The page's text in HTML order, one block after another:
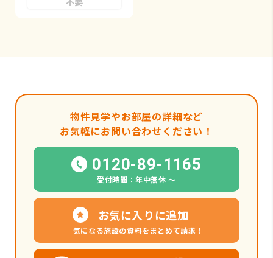
物件見学やお部屋の詳細など
お気軽にお問い合わせください！
0120-89-1165
受付時間：年中無休 〜
お気に入りに追加
気になる施設の資料をまとめて請求！